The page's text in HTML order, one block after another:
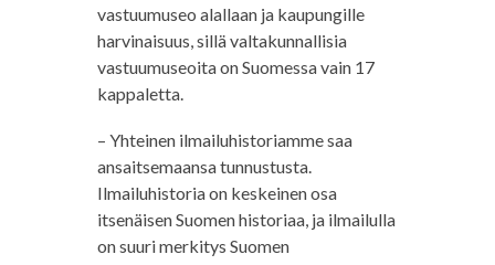
vastuumuseo alallaan ja kaupungille
harvinaisuus, sillä valtakunnallisia
vastuumuseoita on Suomessa vain 17
kappaletta.
– Yhteinen ilmailuhistoriamme saa
ansaitsemaansa tunnustusta.
Ilmailuhistoria on keskeinen osa
itsenäisen Suomen historiaa, ja ilmailulla
on suuri merkitys Suomen